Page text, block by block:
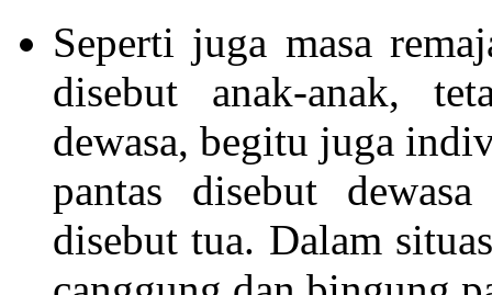
Seperti juga masa
disebut anak-anak,
dewasa, begitu juga
pantas disebut
disebut tua. Dalam